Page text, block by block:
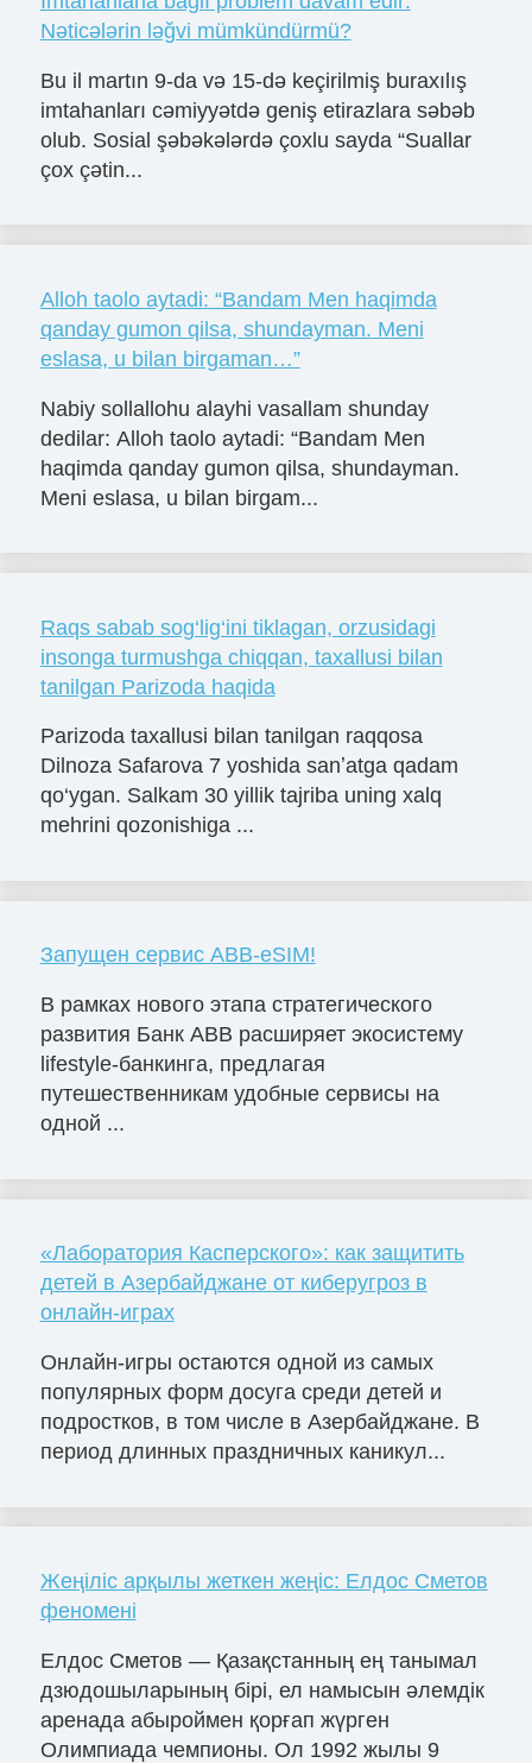
Nəticələrin ləğvi mümkündürmü?
Bu il martın 9-da və 15-də keçirilmiş buraxılış
imtahanları cəmiyyətdə geniş etirazlara səbəb
olub. Sosial şəbəkələrdə çoxlu sayda “Suallar
çox çətin...
Alloh taolo aytadi: “Bandam Men haqimda
qanday gumon qilsa, shundayman. Meni
eslasa, u bilan birgaman…”
Nabiy sollallohu alayhi vasallam shunday
dedilar: Alloh taolo aytadi: “Bandam Men
haqimda qanday gumon qilsa, shundayman.
Meni eslasa, u bilan birgam...
Raqs sabab sog‘lig‘ini tiklagan, orzusidagi
insonga turmushga chiqqan, taxallusi bilan
tanilgan Parizoda haqida
Parizoda taxallusi bilan tanilgan raqqosa
Dilnoza Safarova 7 yoshida sanʼatga qadam
qo‘ygan. Salkam 30 yillik tajriba uning xalq
mehrini qozonishiga ...
Запущен сервис ABB-eSIM!
В рамках нового этапа стратегического
развития Банк ABB расширяет экосистему
lifestyle-банкинга, предлагая
путешественникам удобные сервисы на
одной ...
«Лаборатория Касперского»: как защитить
детей в Азербайджане от киберугроз в
онлайн-играх
Онлайн-игры остаются одной из самых
популярных форм досуга среди детей и
подростков, в том числе в Азербайджане. В
период длинных праздничных каникул...
Жеңіліс арқылы жеткен жеңіс: Елдос Сметов
феномені
Елдос Сметов — Қазақстанның ең танымал
дзюдошыларының бірі, ел намысын әлемдік
аренада абыроймен қорғап жүрген
Олимпиада чемпионы. Ол 1992 жылы 9